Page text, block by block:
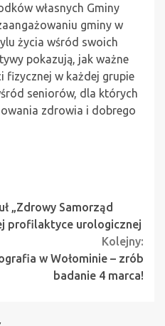
własnych Gminy
gminy w
życia wśród swoich
pokazują, jak ważne
fizycznej w każdej grupie
seniorów, dla których
zdrowia i dobrego
„Zdrowy Samorząd
profilaktyce urologicznej
Kolejny:
w Wołominie – zrób
badanie 4 marca!